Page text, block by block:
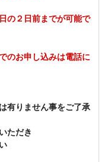
の２日前までが可能で
のお申し込みは電話に
有りません事をご了承
ただき